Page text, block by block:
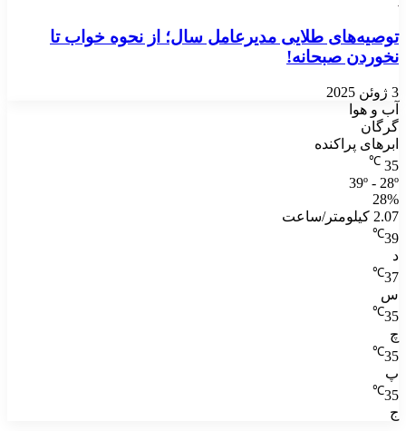
توصیه‌های طلایی مدیرعامل سال؛ از نحوه خواب تا
نخوردن صبحانه!
3 ژوئن 2025
آب و هوا
گرگان
ابرهای پراکنده
35
℃
39º - 28º
28%
2.07 کیلومتر/ساعت
39
℃
د
37
℃
س
35
℃
چ
35
℃
پ
35
℃
ج